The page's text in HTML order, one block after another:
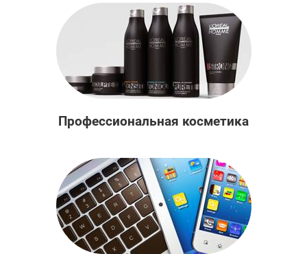
Профессиональная косметика